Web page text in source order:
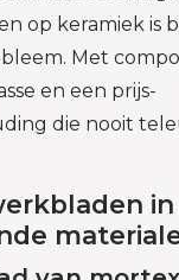
op keramiek is
Met
en een prijs-
die nooit
in